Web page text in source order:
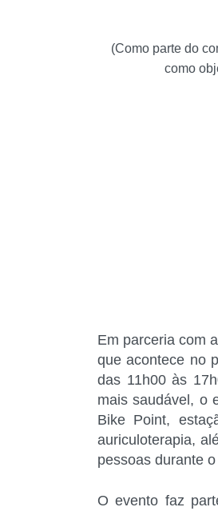
(Como parte do
como
Em parceria com
que acontece no
das 11h00 às
mais saudável, o
Bike Point,
auriculoterapia,
pessoas durante
O evento faz